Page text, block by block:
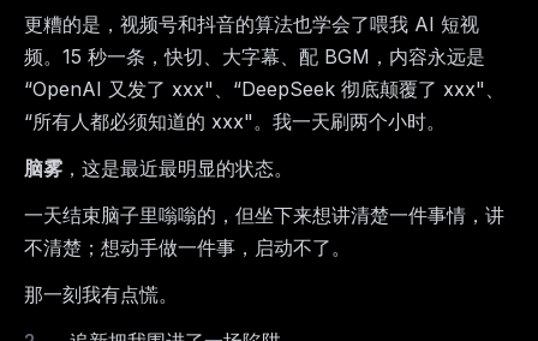
更糟的是，视频号和抖音的算法也学会了喂我 AI 短视
频。15 秒一条，快切、大字幕、配 BGM，内容永远是
“OpenAI 又发了 xxx"、“DeepSeek 彻底颠覆了 xxx"、
“所有人都必须知道的 xxx"。我一天刷两个小时。
脑雾 ，这是最近最明显的状态。
一天结束脑子里嗡嗡的，但坐下来想讲清楚一件事情，讲
不清楚；想动手做一件事，启动不了。
那一刻我有点慌。